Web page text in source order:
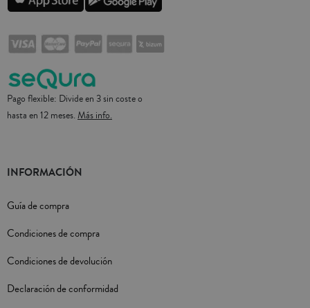
Pago flexible: Divide en 3 sin coste o
hasta en 12 meses. Más info.
INFORMACIÓN
Guía de compra
Condiciones de compra
Condiciones de devolución
Declaración de conformidad